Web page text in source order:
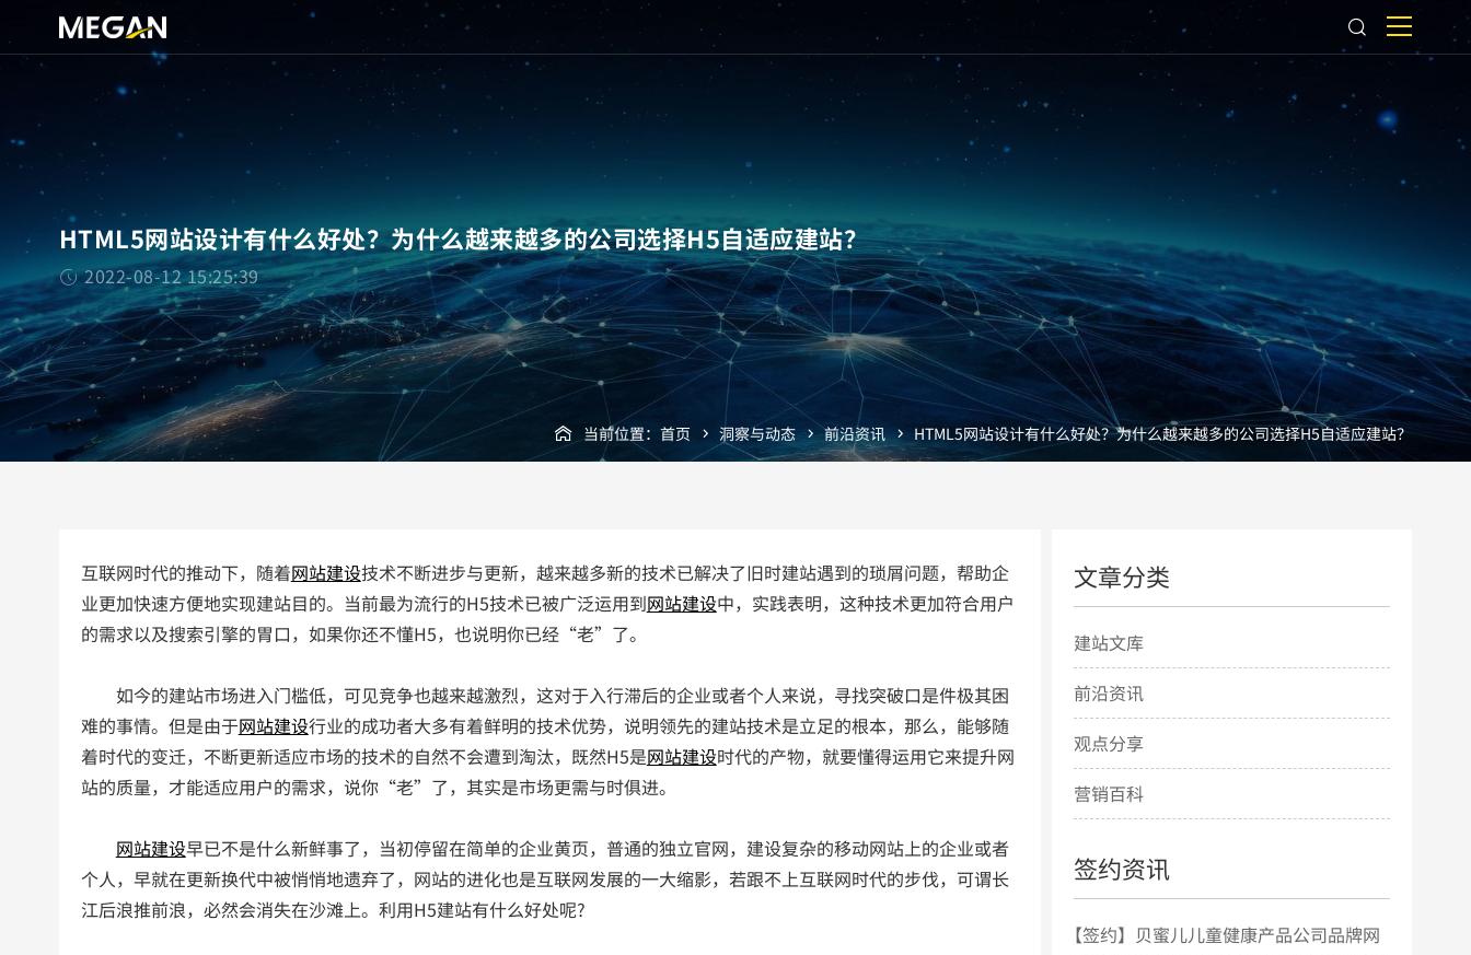
HTML5网站设计有什么好处？为什么越来越多的公司选择H5自适应建站？
2022-08-12 15:25:39
当前位置：首页 洞察与动态 前沿资讯 HTML5网站设计有什么好处？为什么越来越多的公司选择H5自适应建站？
互联网时代的推动下，随着网站建设技术不断进步与更新，越来越多新的技术已解决了旧时建站遇到的琐屑问题，帮助企
业更加快速方便地实现建站目的。当前最为流行的H5技术已被广泛运用到网站建设中，实践表明，这种技术更加符合用户
的需求以及搜索引擎的胃口，如果你还不懂H5，也说明你已经“老”了。
如今的建站市场进入门槛低，可见竞争也越来越激烈，这对于入行滞后的企业或者个人来说，寻找突破口是件极其困
难的事情。但是由于网站建设行业的成功者大多有着鲜明的技术优势，说明领先的建站技术是立足的根本，那么，能够随
着时代的变迁，不断更新适应市场的技术的自然不会遭到淘汰，既然H5是网站建设时代的产物，就要懂得运用它来提升网
站的质量，才能适应用户的需求，说你“老”了，其实是市场更需与时俱进。
网站建设早已不是什么新鲜事了，当初停留在简单的企业黄页，普通的独立官网，建设复杂的移动网站上的企业或者
个人，早就在更新换代中被悄悄地遗弃了，网站的进化也是互联网发展的一大缩影，若跟不上互联网时代的步伐，可谓长
江后浪推前浪，必然会消失在沙滩上。利用H5建站有什么好处呢?
文章分类
建站文库
前沿资讯
观点分享
营销百科
签约资讯
【签约】贝蜜儿儿童健康产品公司品牌网